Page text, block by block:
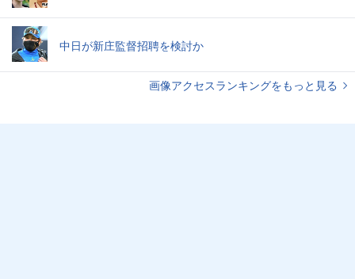
中日が新庄監督招聘を検討か
画像アクセスランキングをもっと見る